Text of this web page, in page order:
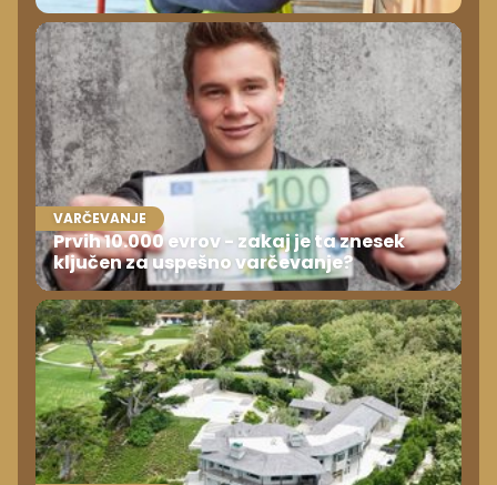
VARČEVANJE
Prvih 10.000 evrov - zakaj je ta znesek
ključen za uspešno varčevanje?